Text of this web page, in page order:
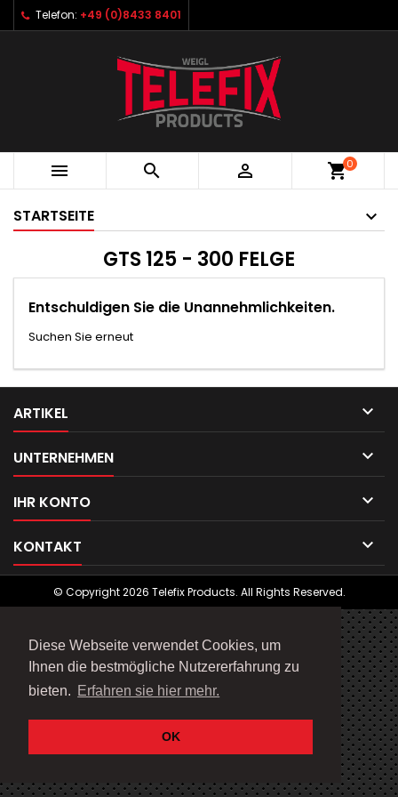
Diese Webseite verwendet Cookies, um
Ihnen die bestmögliche Nutzererfahrung zu
bieten. Erfahren sie hier mehr.
OK
Telefon: +49 (0)8433 8401
   shopping_cart0
STARTSEITE
GTS 125 - 300 FELGE
Entschuldigen Sie die Unannehmlichkeiten.
Suchen Sie erneut
ARTIKEL 
UNTERNEHMEN 
IHR KONTO 
KONTAKT 
© Copyright 2026 Telefix Products. All Rights Reserved.